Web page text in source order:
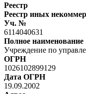
Реестр
Реестр иных
Уч. №
6114040631
Полное наименование
Учреждение по
ОГРН
1026102899129
Дата ОГРН
19.09.2002